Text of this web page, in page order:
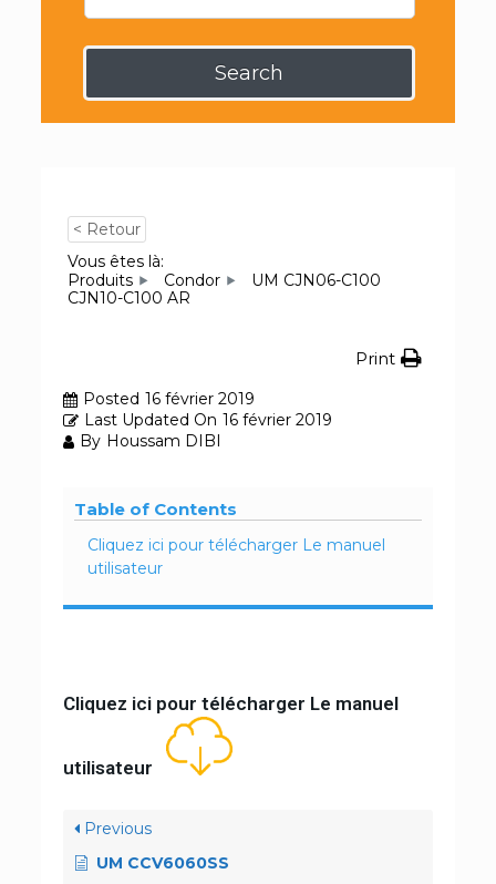
Search
< Retour
Vous êtes là:
Produits
Condor
UM CJN06-C100
CJN10-C100 AR
Print
Posted 16 février 2019
Last Updated On 16 février 2019
By Houssam DIBI
Table of Contents
Cliquez ici pour télécharger Le manuel
utilisateur
Cliquez ici pour télécharger Le manuel
utilisateur
Previous
UM CCV6060SS